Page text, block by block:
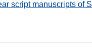
script manuscripts of